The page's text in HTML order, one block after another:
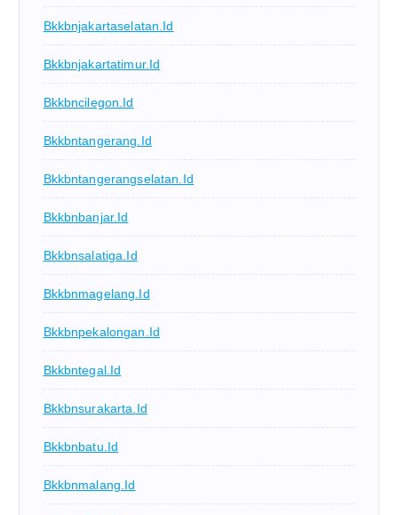
Bkkbnjakartaselatan.id
Bkkbnjakartatimur.id
Bkkbncilegon.id
Bkkbntangerang.id
Bkkbntangerangselatan.id
Bkkbnbanjar.id
Bkkbnsalatiga.id
Bkkbnmagelang.id
Bkkbnpekalongan.id
Bkkbntegal.id
Bkkbnsurakarta.id
Bkkbnbatu.id
Bkkbnmalang.id